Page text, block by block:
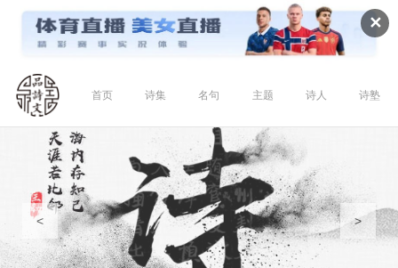
✕
首页 诗集 名句 主题 诗人 诗塾
< >